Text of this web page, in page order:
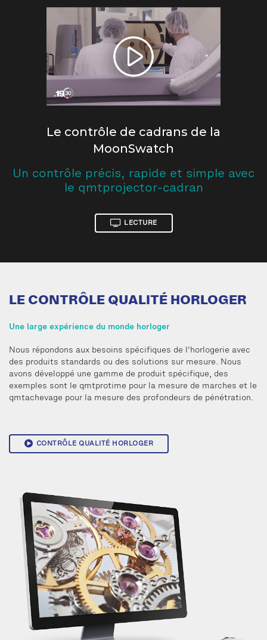
Le contrôle de cadrans de la
MoonSwatch
Un contrôle précis, rapide et simple avec
le qmtprojector-cadran
LECTURE
LE CONTRÔLE QUALITÉ HORLOGER
Une large expérience du monde horloger
Nous répondons aux besoins spécifiques de l'horlogerie avec
des produits standards ou des solutions sur mesure. Nous
avons développé une gamme de produit spécifique, des
exemples sont le qmtprotime pour la mesure de marches et le
qmtachevage pour la mesure des profondeurs de pénétration.
CONTRÔLE QUALITÉ HORLOGER